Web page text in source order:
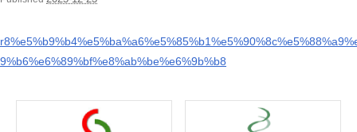
9%b6%e6%89%bf%e8%ab%be%e6%9b%b8